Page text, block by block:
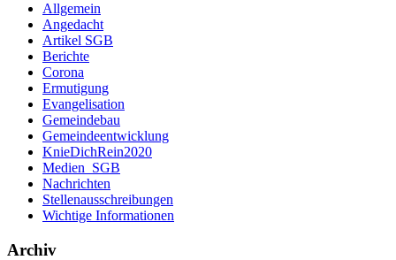
Allgemein
Angedacht
Artikel SGB
Berichte
Corona
Ermutigung
Evangelisation
Gemeindebau
Gemeindeentwicklung
KnieDichRein2020
Medien_SGB
Nachrichten
Stellenausschreibungen
Wichtige Informationen
Archiv